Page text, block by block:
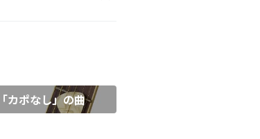
「カポなし」の曲